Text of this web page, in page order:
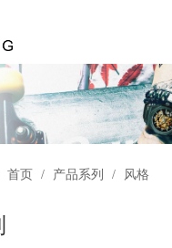
首页 / 产品系列 / 风格